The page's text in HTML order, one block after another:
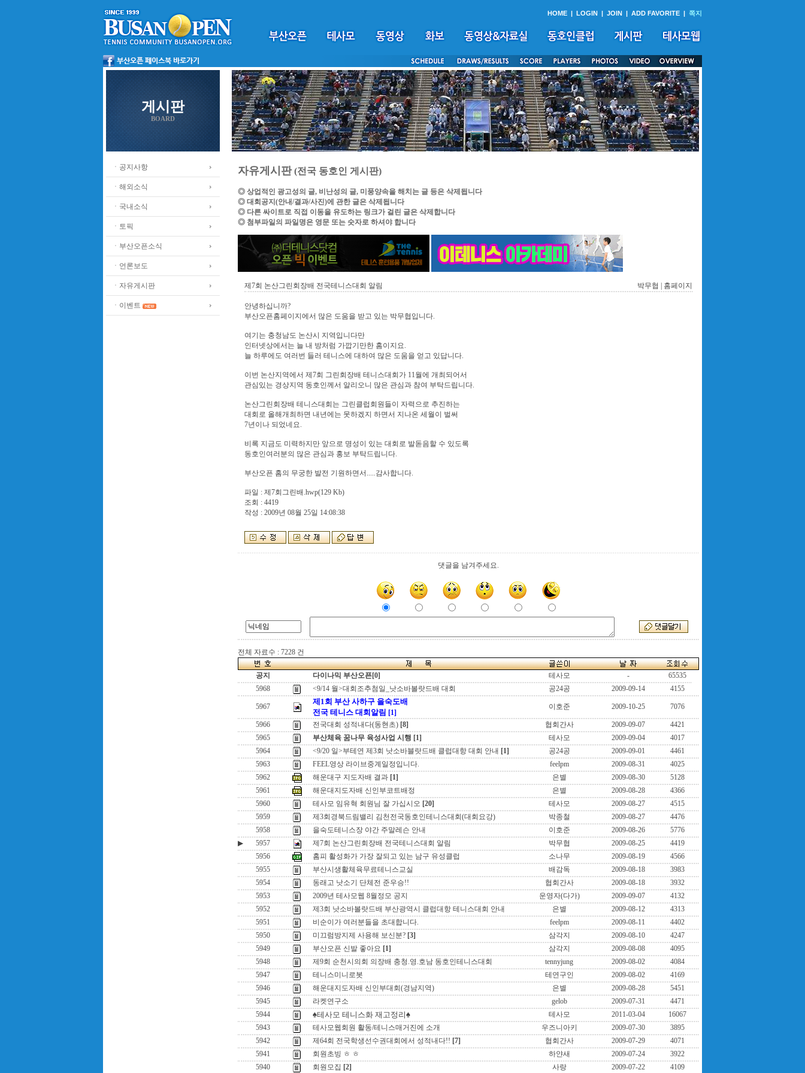
HOME | LOGIN | JOIN | ADD FAVORITE | 쪽지
게시판
BOARD
ㆍ공지사항
ㆍ해외소식
ㆍ국내소식
ㆍ토픽
ㆍ부산오픈소식
ㆍ언론보도
ㆍ자유게시판
ㆍ이벤트
자유게시판(전국 동호인 게시판)
◎ 상업적인 광고성의 글, 비난성의 글, 미풍양속을 해치는 글 등은 삭제됩니다
◎ 대회공지(안내/결과/사진)에 관한 글은 삭제됩니다
◎ 다른 싸이트로 직접 이동을 유도하는 링크가 걸린 글은 삭제합니다
◎ 첨부파일의 파일명은 영문 또는 숫자로 하셔야 합니다
제7회 논산그린회장배 전국테니스대회 알림 박무협 | 홈페이지
안녕하십니까?
부산오픈홈페이지에서 많은 도움을 받고 있는 박무협입니다.
여기는 충청남도 논산시 지역입니다만
인터넷상에서는 늘 내 방처럼 가깝기만한 홈이지요.
늘 하루에도 여러번 들러 테니스에 대하여 많은 도움을 얻고 있답니다.
이번 논산지역에서 제7회 그린회장배 테니스대회가 11월에 개최되어서
관심있는 경상지역 동호인께서 알리오니 많은 관심과 참여 부탁드립니다.
논산그린회장배 테니스대회는 그린클럽회원들이 자력으로 추진하는
대회로 올해개최하면 내년에는 못하겠지 하면서 지나온 세월이 벌써
7년이나 되었네요.
비록 지금도 미력하지만 앞으로 명성이 있는 대회로 발돋음할 수 있도록
동호인여러분의 많은 관심과 홍보 부탁드립니다.
부산오픈 홈의 무궁한 발전 기원하면서.....감사합니다.
파일 : 제7회그린배.hwp(129 Kb)
조회 : 4419
작성 : 2009년 08월 25일 14:08:38
댓글을 남겨주세요.
전체 자료수 : 7228 건
공지 다이나믹 부산오픈[0] 테사모 -
65535
5968
<9/14 월>대회조추첨일_낫소바볼랏드배 대회 공24공 2009-09-14 4155
5967
제1회 부산 사하구 을숙도배
전국 테니스 대회알림 [1]
이호준 2009-10-25 7076
5966 전국대회 성적내다(동현초) [8] 협회간사 2009-09-07
4421
5965
부산체육 꿈나무 육성사업 시행 [1] 테사모 2009-09-04
4017
5964
<9/20 일>부테연 제3회 낫소바블랏드배 클럽대항 대회 안내 [1] 공24공 2009-09-01
4461
5963
FEEL영상 라이브중계일정입니다. feelpm 2009-08-31
4025
5962
해운대구 지도자배 결과 [1] 은별 2009-08-30
5128
5961
해운대지도자배 신인부코트배정 은별 2009-08-28
4366
5960
테사모 임유혁 회원님 잘 가십시오 [20] 테사모 2009-08-27
4515
5959
제3회경북드림밸리 김천전국동호인테니스대회(대회요강) 박종철 2009-08-27
4476
5958
을숙도테니스장 야간 주말레슨 안내 이호준 2009-08-26
5776
▶
5957 제7회 논산그린회장배 전국테니스대회 알림 박무협 2009-08-25
4419
5956
홈피 활성화가 가장 잘되고 있는 남구 유성클럽 소나무 2009-08-19
4566
5955
부산시생활체육무료테니스교실 배감독 2009-08-18
3983
5954
동래고 낫소기 단체전 준우승!! 협회간사 2009-08-18
3932
5953
2009년 테사모웹 8월정모 공지 운영자(다가) 2009-09-07
4132
5952
제3회 낫소바볼랏드배 부산광역시 클럽대항 테니스대회 안내 은별 2009-08-12
4313
5951
비순이가 여러분들을 초대합니다. feelpm 2009-08-11
4402
5950
미끄럼방지제 사용해 보신분? [3] 삼각지 2009-08-10
4247
5949
부산오픈 신발 좋아요 [1] 삼각지 2009-08-08
4095
5948
제9회 순천시의회 의장배 충청.영.호남 동호인테니스대회 tennyjung 2009-08-02
4084
5947
테니스미니로봇 테연구인 2009-08-02
4169
5946
해운대지도자배 신인부대회(경남지역) 은별 2009-08-28
5451
5945
라켓연구소 gelob 2009-07-31
4471
5944
♠테사모 테니스화 재고정리♠ 테사모 2011-03-04
16067
5943
테사모웹회원 활동/테니스매거진에 소개 우즈니아키 2009-07-30
3895
5942
제64회 전국학생선수권대회에서 성적내다!! [7] 협회간사 2009-07-29
4071
5941
회원초빙 ㅎ ㅎ 하얀새 2009-07-24
3922
5940
회원모집 [2] 사랑 2009-07-22 4109